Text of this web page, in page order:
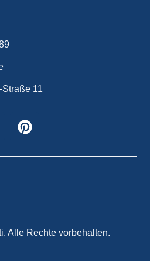
Straße 11
Alle Rechte vorbehalten.